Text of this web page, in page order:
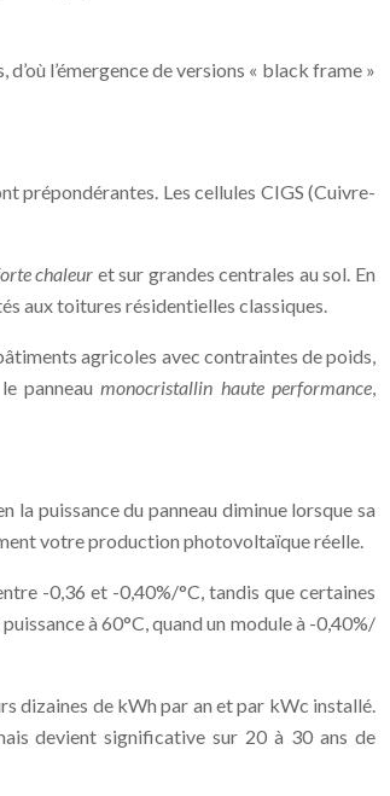
l’émergence de versions « black frame »
prépondérantes. Les cellules CIGS (Cuivre-
chaleur et sur grandes centrales au sol. En
aux toitures résidentielles classiques.
agricoles avec contraintes de poids,
panneaumonocristallin haute performance,
la puissance du panneau diminue lorsque sa
votre production photovoltaïque réelle.
-0,36 et -0,40%/°C, tandis que certaines
à 60°C, quand un module à -0,40%/
dizaines de kWh par an et par kWc installé.
devient significative sur 20 à 30 ans de